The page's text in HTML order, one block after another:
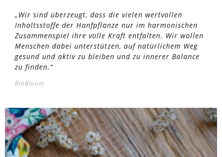
„Wir sind überzeugt, dass die vielen wertvollen
Inhaltsstoffe der Hanfpflanze nur im harmonischen
Zusammenspiel ihre volle Kraft entfalten. Wir wollen
Menschen dabei unterstützen, auf natürlichem Weg
gesund und aktiv zu bleiben und zu innerer Balance
zu finden.“
BioBloom